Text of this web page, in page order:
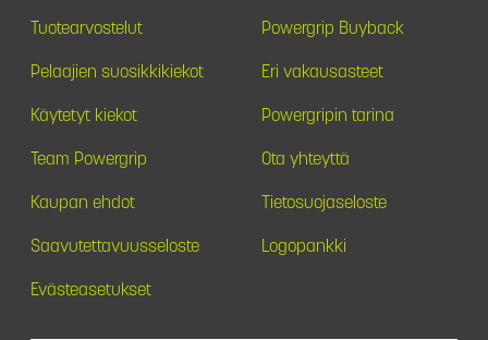
Tuotearvostelut Powergrip Buyback
Pelaajien suosikkikiekot Eri vakausasteet
Käytetyt kiekot Powergripin tarina
Team Powergrip Ota yhteyttä
Kaupan ehdot Tietosuojaseloste
Saavutettavuusseloste Logopankki
Evästeasetukset